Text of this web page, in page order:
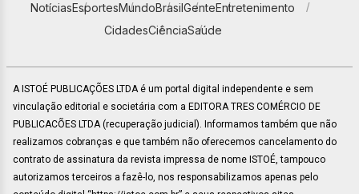
NotíciasEsportesMundoBrasilGenteEntretenimento
CidadesCiênciaSaúde
A ISTOÉ PUBLICAÇÕES LTDA é um portal digital independente e sem
vinculação editorial e societária com a EDITORA TRES COMÉRCIO DE
PUBLICACÕES LTDA (recuperação judicial). Informamos também que não
realizamos cobranças e que também não oferecemos cancelamento do
contrato de assinatura da revista impressa de nome ISTOÉ, tampouco
autorizamos terceiros a fazê-lo, nos responsabilizamos apenas pelo